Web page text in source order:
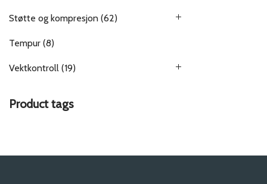
Støtte og kompresjon (62)
Tempur (8)
Vektkontroll (19)
Product tags